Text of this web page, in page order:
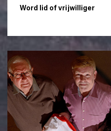
Word lid of vrijwilliger